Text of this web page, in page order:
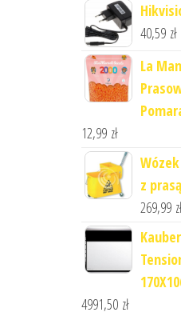
40,59 zł
La
12,99 zł
z
269,99 zł
4991,50 zł